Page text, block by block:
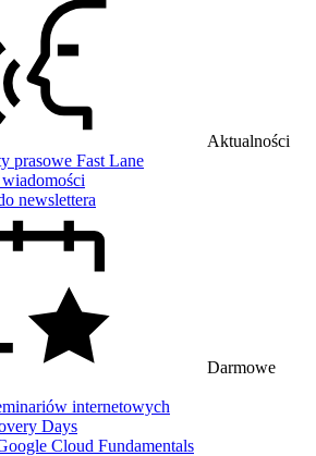
Aktualności
prasowe Fast Lane
newslettera
Darmowe
internetowych
Days
Cloud Fundamentals